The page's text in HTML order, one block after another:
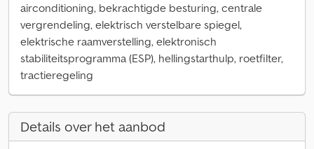
airconditioning, bekrachtigde besturing, centrale
vergrendeling, elektrisch verstelbare spiegel,
elektrische raamverstelling, elektronisch
stabiliteitsprogramma (ESP), hellingstarthulp, roetfilter,
tractieregeling
Details over het aanbod